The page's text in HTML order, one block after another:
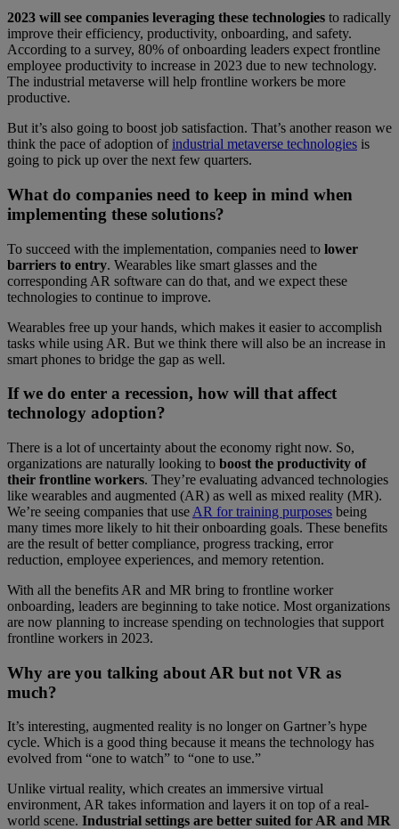
2023 will see companies leveraging these technologies to radically
improve their efficiency, productivity, onboarding, and safety.
According to a survey, 80% of onboarding leaders expect frontline
employee productivity to increase in 2023 due to new technology.
The industrial metaverse will help frontline workers be more
productive.
But it’s also going to boost job satisfaction. That’s another reason we
think the pace of adoption of industrial metaverse technologies is
going to pick up over the next few quarters.
What do companies need to keep in mind when
implementing these solutions?
To succeed with the implementation, companies need to lower
barriers to entry. Wearables like smart glasses and the
corresponding AR software can do that, and we expect these
technologies to continue to improve.
Wearables free up your hands, which makes it easier to accomplish
tasks while using AR. But we think there will also be an increase in
smart phones to bridge the gap as well.
If we do enter a recession, how will that affect
technology adoption?
There is a lot of uncertainty about the economy right now. So,
organizations are naturally looking to boost the productivity of
their frontline workers. They’re evaluating advanced technologies
like wearables and augmented (AR) as well as mixed reality (MR).
We’re seeing companies that use AR for training purposes being
many times more likely to hit their onboarding goals. These benefits
are the result of better compliance, progress tracking, error
reduction, employee experiences, and memory retention.
With all the benefits AR and MR bring to frontline worker
onboarding, leaders are beginning to take notice. Most organizations
are now planning to increase spending on technologies that support
frontline workers in 2023.
Why are you talking about AR but not VR as
much?
It’s interesting, augmented reality is no longer on Gartner’s hype
cycle. Which is a good thing because it means the technology has
evolved from “one to watch” to “one to use.”
Unlike virtual reality, which creates an immersive virtual
environment, AR takes information and layers it on top of a real-
world scene. Industrial settings are better suited for AR and MR